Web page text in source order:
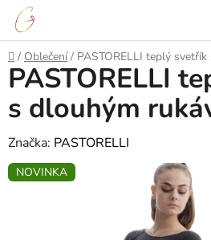
Přejít
obsah
Domů
/ Oblečení / PASTORELLI teplý
PASTORELLI
s dlouhým
Značka: PASTORELLI
NOVINKA